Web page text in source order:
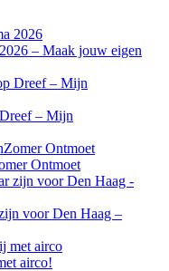
– Maak jouw eigen
– Mijn
Ontmoet
voor Den Haag –
airco!